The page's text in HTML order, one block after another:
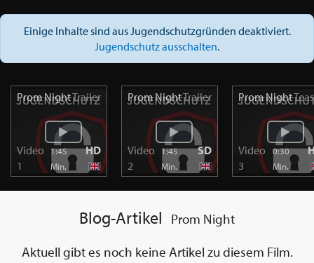
Einige Inhalte sind aus Jugendschutzgründen deaktiviert.
Jugendschutz ausschalten.
Prom NightTrailer
Video
1
1:45
Min.
HD
Prom NightTrailer
Video
2
1:45
Min.
SD
Prom Night
Video
3
0:30
Min.
Blog-Artikel
Prom Night
Aktuell gibt es noch keine Artikel zu diesem Film.